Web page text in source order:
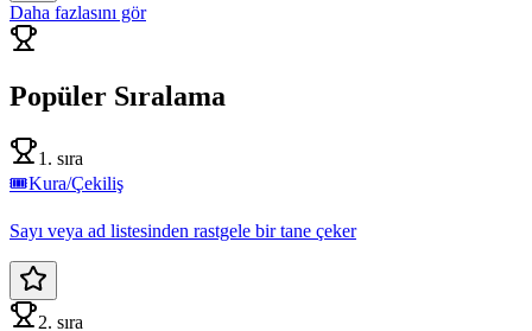
Daha fazlasını gör
Popüler Sıralama
1. sıra
🎟️Kura/Çekiliş
Sayı veya ad listesinden rastgele bir tane çeker
2. sıra